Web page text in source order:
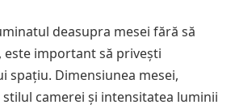
deasupra mesei fără să
important să privești
spațiu. Dimensiunea mesei,
camerei și intensitatea luminii